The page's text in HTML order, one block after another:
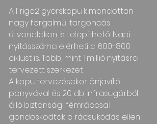
A Frigo2 gyorskapu kimondottan
nagy forgalmú, targoncás
útvonalakon is telepíthető. Napi
nyitásszáma elérheti a 600-800
ciklust is. Több, mint 1 millió nyitásra
tervezett szerkezet.
A kapu tervezésekor önjavító
ponyvával és 20 db infrasugárból
álló biztonsági fémráccsal
gondoskodtak a rácsukódás elleni